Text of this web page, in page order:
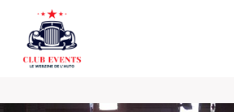
content